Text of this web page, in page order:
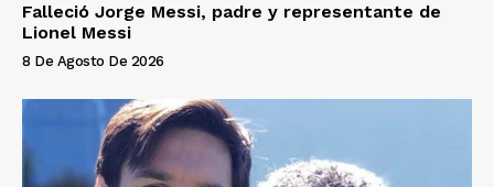
Falleció Jorge Messi, padre y representante de
Lionel Messi
8 De Agosto De 2026